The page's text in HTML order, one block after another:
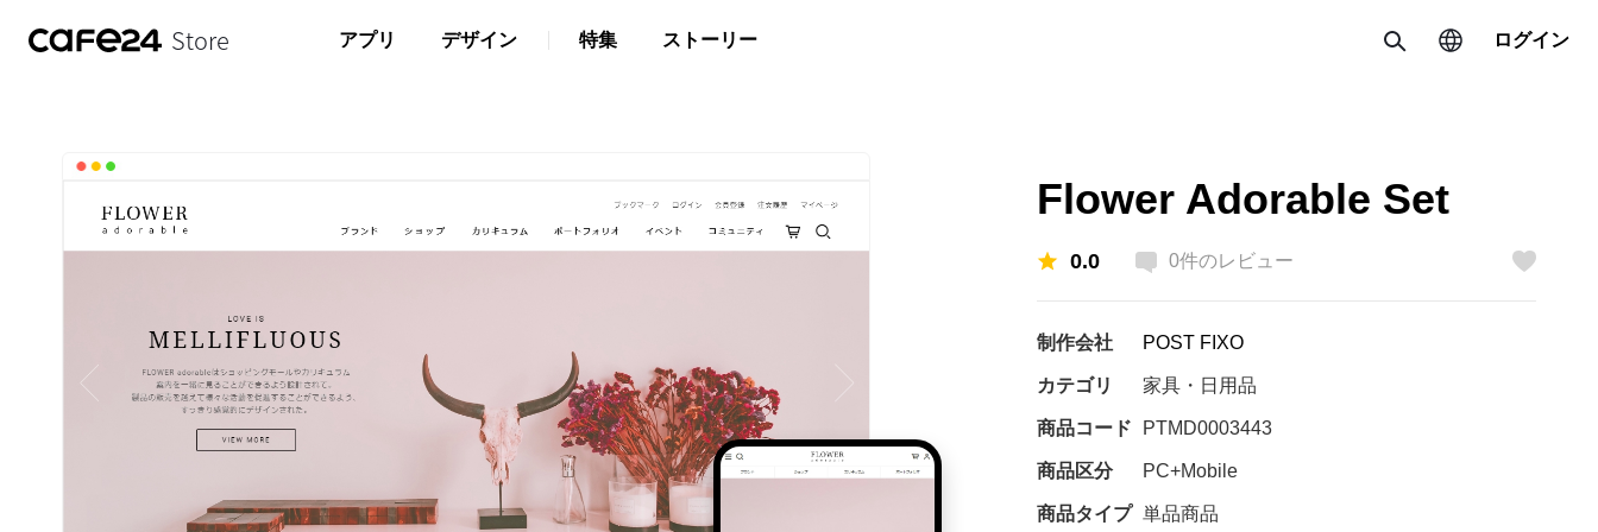
Store ログイン
한국 / 한국어
アプリ デザイン 特集 ストーリー
Flower Adorable Set
0.0 0件のレビュー
制作会社 POST FIXO
カテゴリ 家具・日用品
商品コード PTMD0003443
商品区分 PC+Mobile
商品タイプ 単品商品